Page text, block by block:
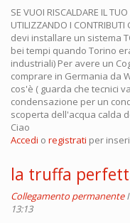
SE VUOI RISCALDARE IL
UTILIZZANDO I CONTRIBUTI
devi installare un sistema
bei tempi quando Torino
industriali) Per avere un
comprare in Germania da
cos'è ( guarda che tecnici
condensazione per un
scoperta dell'acqua calda
Ciao
Accedi o registrati per
la truffa
Collegamento permanente
13:13